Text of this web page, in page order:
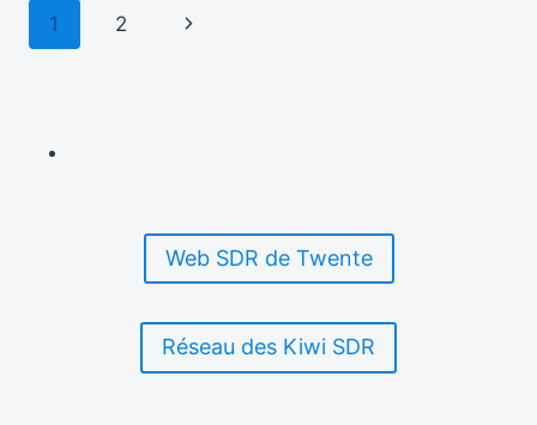
AUDITEURS
Navigation
1 2
Page
Web SDR de Twente
Réseau des Kiwi SDR